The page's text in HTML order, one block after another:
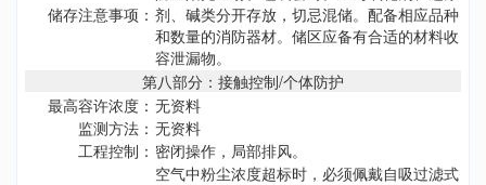
储存注意事项： 剂、碱类分开存放，切忌混储。配备相应品种
和数量的消防器材。储区应备有合适的材料收
容泄漏物。
第八部分：接触控制/个体防护
最高容许浓度： 无资料
监测方法： 无资料
工程控制： 密闭操作，局部排风。
空气中粉尘浓度超标时，必须佩戴自吸过滤式